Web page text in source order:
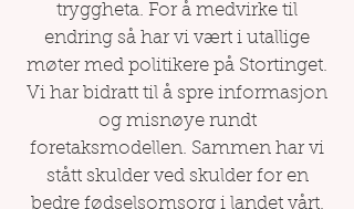
tryggheta. For å medvirke til
endring så har vi vært i utallige
møter med politikere på Stortinget.
Vi har bidratt til å spre informasjon
og misnøye rundt
foretaksmodellen. Sammen har vi
stått skulder ved skulder for en
bedre fødselsomsorg i landet vårt.